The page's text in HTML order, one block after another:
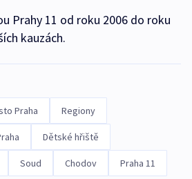
Prahy 11 od roku 2006 do roku
kauzách.
Praha Regiony
Dětské hřiště
Soud Chodov Praha 11